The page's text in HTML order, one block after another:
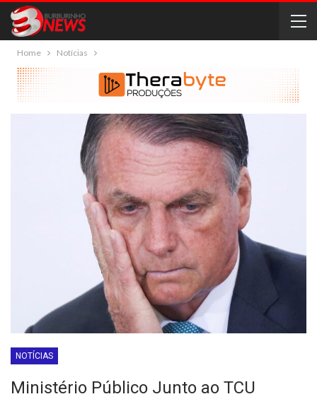
Home Notícias
NOTÍCIAS
Ministério Público Junto ao TCU